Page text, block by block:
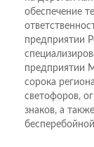
обеспечение
предприятии
предприятии
сорока
светофоров,
знаков, а